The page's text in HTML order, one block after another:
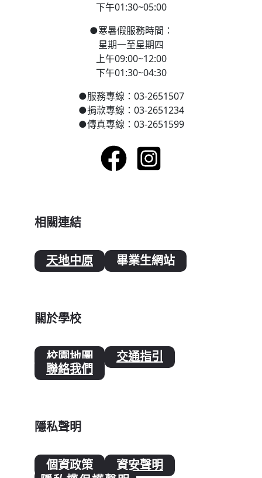
下午01:30~05:00
●寒暑假服務時間：
星期一至星期四
上午09:00~12:00
下午01:30~04:30
●服務專線：03-2651507
●捐款專線：03-2651234
●傳真專線：03-2651599
相關連結
天地中原 畢業生網站
關於學校
校園地圖 交通指引
聯絡我們
隱私聲明
個資政策
資安聲明